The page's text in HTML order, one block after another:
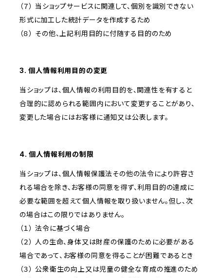
（７） 当ショップサービスに関連して、個別を識別できない
形式に加工した統計データを作成するため
（８） その他、上記利用目的に付随する目的のため
3. 個人情報利用目的の変更
当ショップは、個人情報の利用目的を、関連性を有すると
合理的に認められる範囲内において変更することがあり、
変更した場合にはお客様に通知又は公表します。
4. 個人情報利用の制限
当ショップは、個人情報保護法その他の法令により許容さ
れる場合を除き、お客様の同意を得ず、利用目的の達成に
必要な範囲を超えて個人情報を取り扱いません。但し、次
の場合はこの限りではありません。
（１） 法令に基づく場合
（２） 人の生命、身体又は財産の保護のために必要がある
場合であって、お客様の同意を得ることが困難であるとき
（３） 公衆衛生の向上又は児童の健全な育成の推進のため